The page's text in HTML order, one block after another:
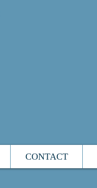
CONTACT